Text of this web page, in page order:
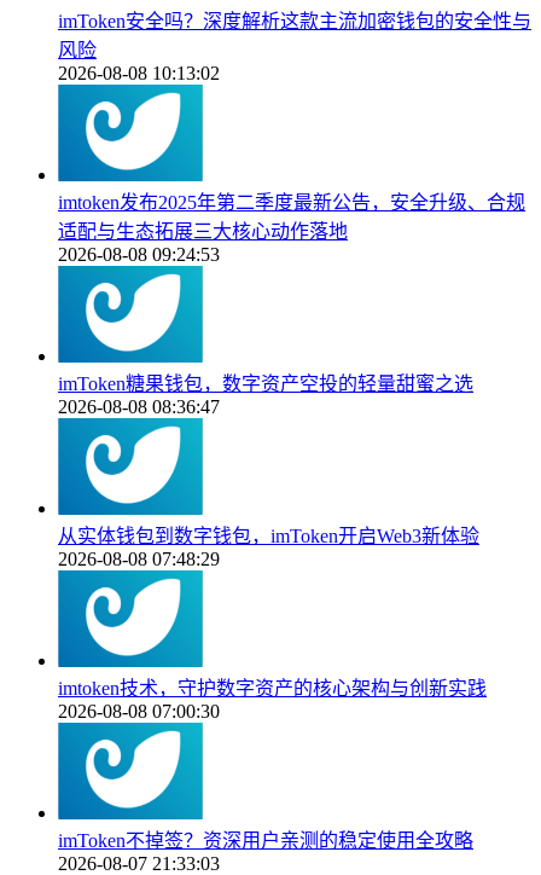
imToken安全吗？深度解析这款主流加密钱包的安全性与
风险
2026-08-08 10:13:02
imtoken发布2025年第二季度最新公告，安全升级、合规
适配与生态拓展三大核心动作落地
2026-08-08 09:24:53
imToken糖果钱包，数字资产空投的轻量甜蜜之选
2026-08-08 08:36:47
从实体钱包到数字钱包，imToken开启Web3新体验
2026-08-08 07:48:29
imtoken技术，守护数字资产的核心架构与创新实践
2026-08-08 07:00:30
imToken不掉签？资深用户亲测的稳定使用全攻略
2026-08-07 21:33:03